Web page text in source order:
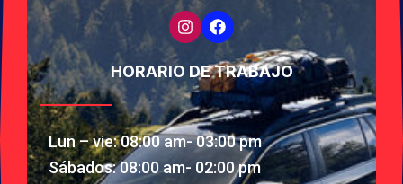
HORARIO DE TRABAJO
Lun – vie: 08:00 am- 03:00 pm
Sábados: 08:00 am- 02:00 pm